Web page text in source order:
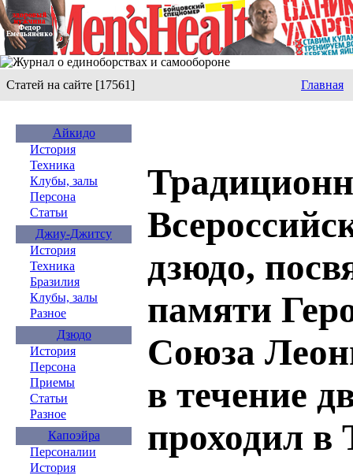
Статей на сайте [17561] Главная
Айкидо
История
Техника
Клубы, залы
Персона
Статьи
Джиу-Джитсу
История
Техника
Бразилия
Клубы, залы
Разное
Дзюдо
История
Персона
Приемы
Статьи
Разное
Капоэйра
Персоналии
История
дзюдо,
памяти
Союза
в течение
проходил в